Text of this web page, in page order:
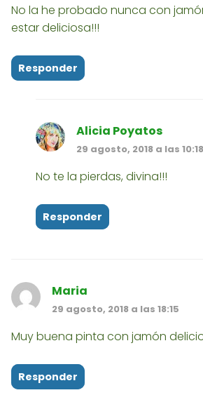
No la he probado nunca con
estar deliciosa!!!
Responder
Alicia Poyatos
29 agosto, 2018 a las 10:18
No te la pierdas, divina!!!
Responder
Maria
29 agosto, 2018 a las 18:15
Muy buena pinta con jamón
Responder